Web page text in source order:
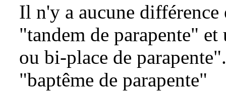
Il n'y a aucune différence
"tandem de parapente"
ou bi-place de
"baptême de parapente"